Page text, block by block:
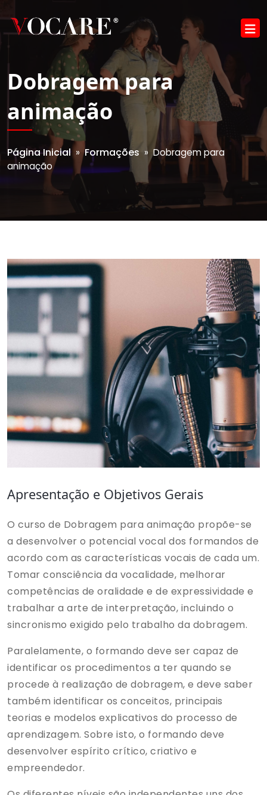
Dobragem para
animação
Página Inicial »Formações » Dobragem para
animação
Apresentação e Objetivos Gerais
O curso de Dobragem para animação propõe-se
a desenvolver o potencial vocal dos formandos de
acordo com as características vocais de cada um.
Tomar consciência da vocalidade, melhorar
competências de oralidade e de expressividade e
trabalhar a arte de interpretação, incluindo o
sincronismo exigido pelo trabalho da dobragem.
Paralelamente, o formando deve ser capaz de
identificar os procedimentos a ter quando se
procede à realização de dobragem, e deve saber
também identificar os conceitos, principais
teorias e modelos explicativos do processo de
aprendizagem. Sobre isto, o formando deve
desenvolver espírito crítico, criativo e
empreendedor.